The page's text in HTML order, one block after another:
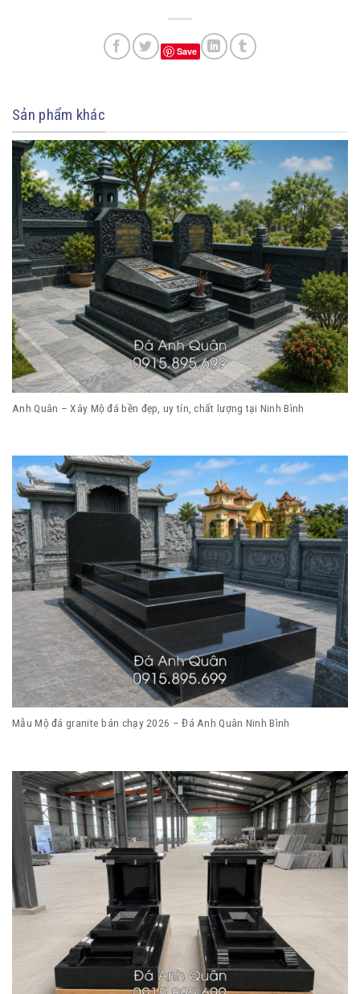
Save
Sản phẩm khác
Anh Quân – Xây Mộ đá bền đẹp, uy tín, chất lượng tại Ninh Bình
Mẫu Mộ đá granite bán chạy 2026 – Đá Anh Quân Ninh Bình